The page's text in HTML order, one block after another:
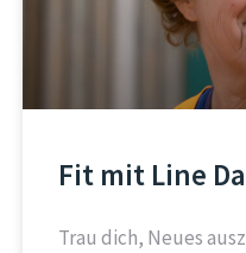
Fit mit Line
Trau dich, Neues